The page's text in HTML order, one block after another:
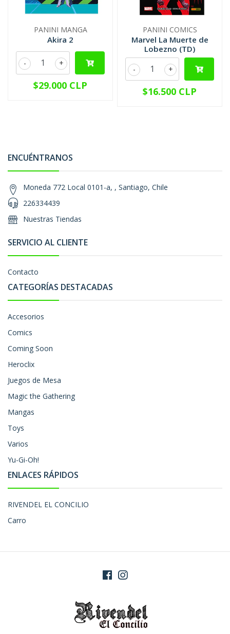
PANINI MANGA
Akira 2
+
-
$29.000 CLP
PANINI COMICS
Marvel La Muerte de
Lobezno (TD)
+
-
$16.500 CLP
ENCUÉNTRANOS
Moneda 772 Local 0101-a, , Santiago, Chile
226334439
Nuestras Tiendas
SERVICIO AL CLIENTE
Contacto
CATEGORÍAS DESTACADAS
Accesorios
Comics
Coming Soon
Heroclix
Juegos de Mesa
Magic the Gathering
Mangas
Toys
Varios
Yu-Gi-Oh!
ENLACES RÁPIDOS
RIVENDEL EL CONCILIO
Carro